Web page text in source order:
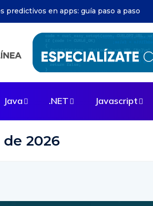
infraestructura DevOps: evita
Java .NET Javascript
2026